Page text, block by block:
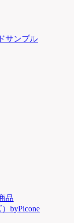
サンプル
品
byPicone